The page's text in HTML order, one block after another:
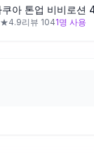
쿠아 톤업 비비로션
★4.9리뷰 1041명 사용